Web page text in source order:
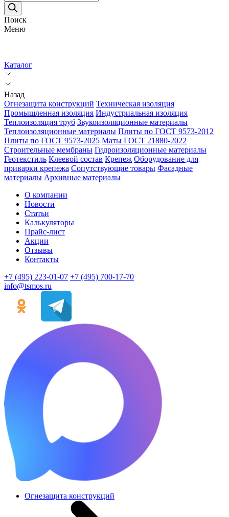
товаров
Поиск
Меню
Каталог
Назад
Огнезащита конструкций Техническая изоляция
Промышленная изоляция Индустриальная изоляция
Теплоизоляция труб Звукоизоляционные материалы
Теплоизоляционные материалы Плиты по ГОСТ 9573-2012
Плиты по ГОСТ 9573-2025 Маты ГОСТ 21880-2022
Строительные мембраны Гидроизоляционные материалы
Геотекстиль Клеевой состав Крепеж Оборудование для
приварки крепежа Сопутствующие товары Фасадные
материалы Архивные материалы
О компании
Новости
Статьи
Калькуляторы
Прайс-лист
Акции
Отзывы
Контакты
+7 (495) 223-01-07 +7 (495) 700-17-70
info@tsmos.ru
Огнезащита конструкций